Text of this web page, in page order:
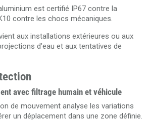
est certifié IP67 contre la
contre les chocs mécaniques.
aux installations extérieures ou aux
d’eau et aux tentatives de
avec filtrage humain et véhicule
de mouvement analyse les variations
un déplacement dans une zone définie.